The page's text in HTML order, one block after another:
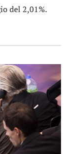
del 2,01%.